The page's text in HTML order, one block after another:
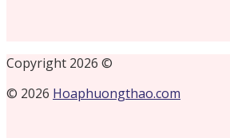
Copyright 2026 ©
© 2026 Hoaphuongthao.com